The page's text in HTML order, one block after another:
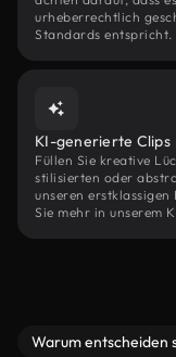
urheberrechtlich
Standards entspricht.
KI-generierte Clips
Füllen Sie kreative
stilisierten oder
unseren
Sie mehr in unserem
Warum entscheiden